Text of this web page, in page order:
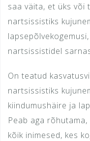
saa väita, et üks või
nartsissistiks
nartsissistidel
On teatud
nartsissistiks
kiindumushäire ja
Peab aga
kõik inimesed, kes